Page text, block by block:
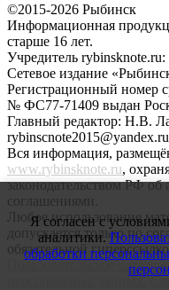
©2015-2026 Рыбинск
Информационная
старше 16 лет.
Учредитель
Сетевое издание
Регистрационный номер
№ ФС77-71409 выдан
Главный редактор: Н.В.
Вся информация,
www.rybinsknote.ru,
законодательством РФ
соглашениями.
Любое использование
допускается только по
обязательной
Пользовательское
персональных данных.
Я согласен с
аналитики.
обработки